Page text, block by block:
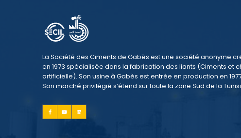
La Société des Ciments de Gabès est une société anonyme
en 1973 spécialisée dans la fabrication des liants (Ciments et
artificielle). Son usine à Gabès est entrée en production en
Son marché privilégié s’étend sur toute la zone Sud de la